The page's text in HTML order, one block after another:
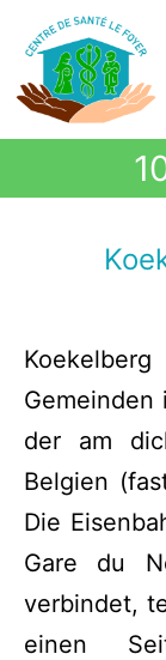
Gemeinden
der am
Belgien
Die
Gare du
verbindet,
einen